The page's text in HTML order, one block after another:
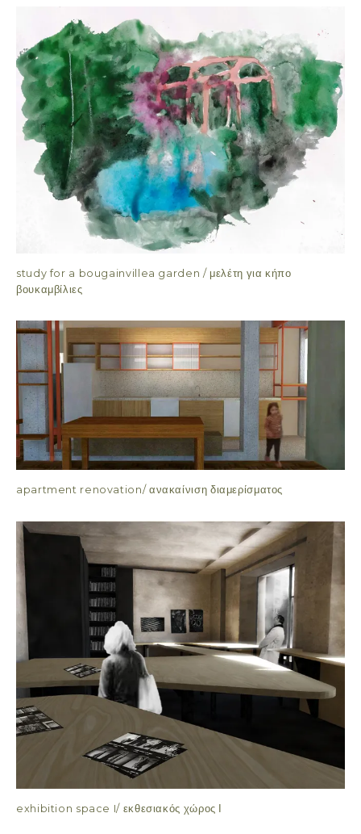
study for a bougainvillea garden / μελέτη για κήπο
βουκαμβίλιες
apartment renovation/ ανακαίνιση διαμερίσματος
exhibition space I/ εκθεσιακός χώρος Ι